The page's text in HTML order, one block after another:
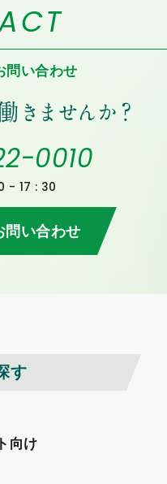
問い合わせ
0010
- 17 : 30
問い合わせ
す
向け